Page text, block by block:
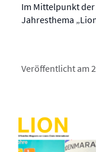
Im Mittelpunkt
Jahresthema
Veröffentlicht am